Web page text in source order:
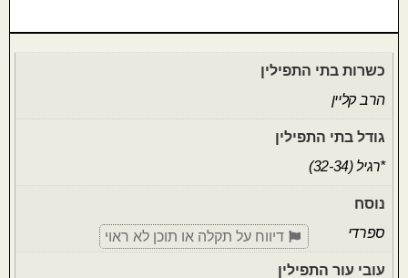
כשרות בתי התפילין
הרב קליין
גודל בתי התפילין
*רגיל (32-34)
נוסח
ספרדי
עובי עור התפילין
דיווח על תקלה או תוכן לא ראוי